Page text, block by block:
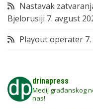
Nastavak
Bjelorusiji 7. avgust
Playout operater
drinapress
Medij građanskog
nas!